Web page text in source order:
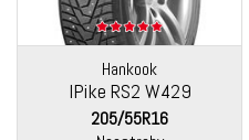
Hankook
IPike RS2 W429
205/55R16